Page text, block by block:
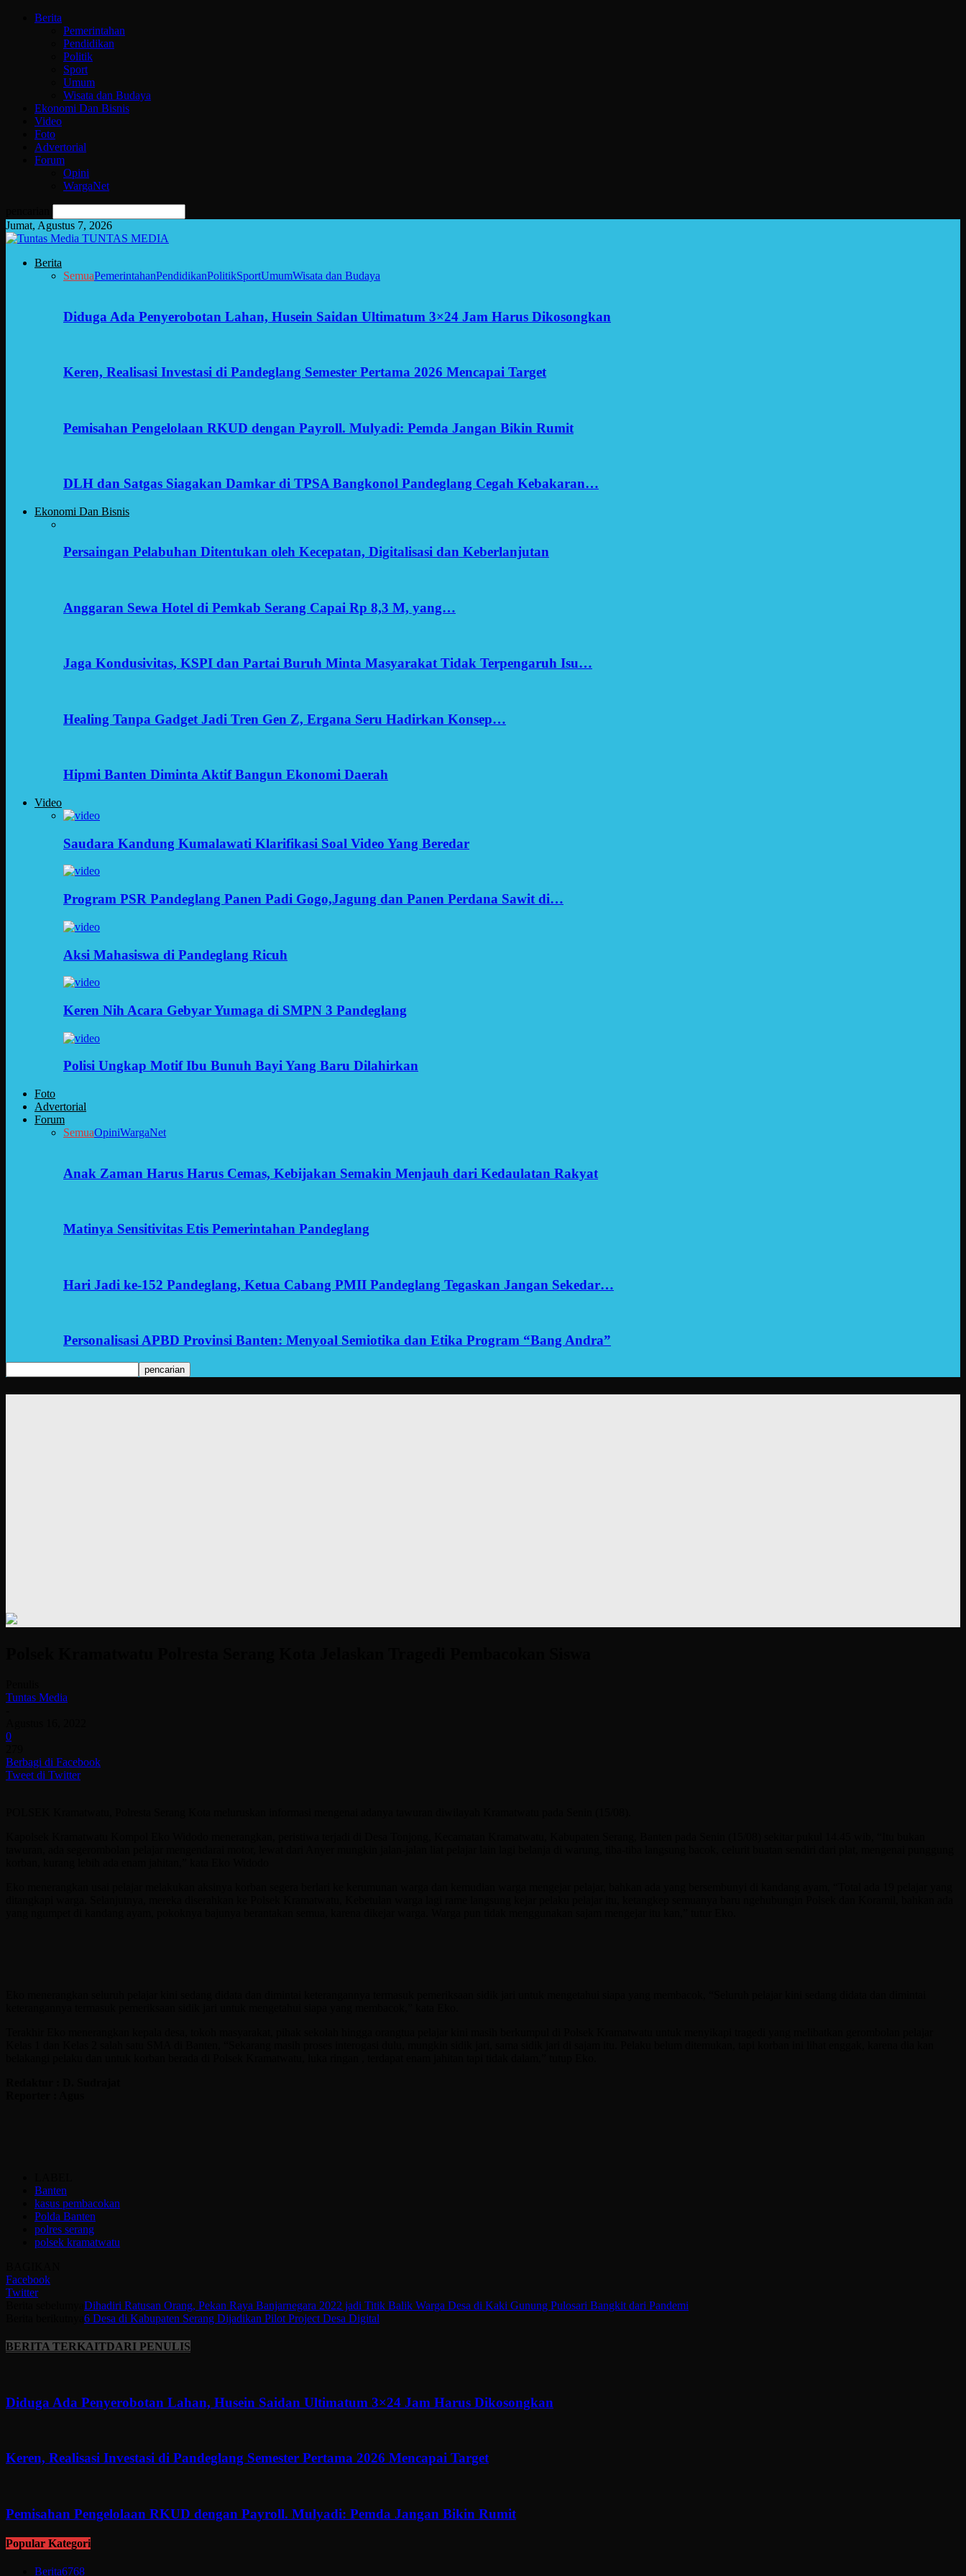
Berita
Pemerintahan
Pendidikan
Politik
Sport
Umum
Wisata dan Budaya
Ekonomi Dan Bisnis
Video
Foto
Advertorial
Forum
Opini
WargaNet
Jumat, Agustus 7, 2026
TUNTAS MEDIA
Berita
SemuaPemerintahanPendidikanPolitikSportUmumWisata dan Budaya
Diduga Ada Penyerobotan Lahan, Husein Saidan Ultimatum 3×24 Jam Harus Dikosongkan
Keren, Realisasi Investasi di Pandeglang Semester Pertama 2026 Mencapai Target
Pemisahan Pengelolaan RKUD dengan Payroll. Mulyadi: Pemda Jangan Bikin Rumit
DLH dan Satgas Siagakan Damkar di TPSA Bangkonol Pandeglang Cegah Kebakaran…
Ekonomi Dan Bisnis
Persaingan Pelabuhan Ditentukan oleh Kecepatan, Digitalisasi dan Keberlanjutan
Anggaran Sewa Hotel di Pemkab Serang Capai Rp 8,3 M, yang…
Jaga Kondusivitas, KSPI dan Partai Buruh Minta Masyarakat Tidak Terpengaruh Isu…
Healing Tanpa Gadget Jadi Tren Gen Z, Ergana Seru Hadirkan Konsep…
Hipmi Banten Diminta Aktif Bangun Ekonomi Daerah
Video
Saudara Kandung Kumalawati Klarifikasi Soal Video Yang Beredar
Program PSR Pandeglang Panen Padi Gogo,Jagung dan Panen Perdana Sawit di…
Aksi Mahasiswa di Pandeglang Ricuh
Keren Nih Acara Gebyar Yumaga di SMPN 3 Pandeglang
Polisi Ungkap Motif Ibu Bunuh Bayi Yang Baru Dilahirkan
Foto
Advertorial
Forum
SemuaOpiniWargaNet
Anak Zaman Harus Harus Cemas, Kebijakan Semakin Menjauh dari Kedaulatan Rakyat
Matinya Sensitivitas Etis Pemerintahan Pandeglang
Hari Jadi ke-152 Pandeglang, Ketua Cabang PMII Pandeglang Tegaskan Jangan Sekedar…
Personalisasi APBD Provinsi Banten: Menyoal Semiotika dan Etika Program “Bang Andra”
Tuntas Media
0
Berbagi di Facebook
Tweet di Twitter
Banten
kasus pembacokan
Polda Banten
polres serang
polsek kramatwatu
Facebook
Twitter
Dihadiri Ratusan Orang, Pekan Raya Banjarnegara 2022 jadi Titik Balik Warga Desa di Kaki Gunung Pulosari Bangkit dari Pandemi
6 Desa di Kabupaten Serang Dijadikan Pilot Project Desa Digital
BERITA TERKAITDARI PENULIS
Diduga Ada Penyerobotan Lahan, Husein Saidan Ultimatum 3×24 Jam Harus Dikosongkan
Keren, Realisasi Investasi di Pandeglang Semester Pertama 2026 Mencapai Target
Pemisahan Pengelolaan RKUD dengan Payroll. Mulyadi: Pemda Jangan Bikin Rumit
Popular Kategori
Berita6768